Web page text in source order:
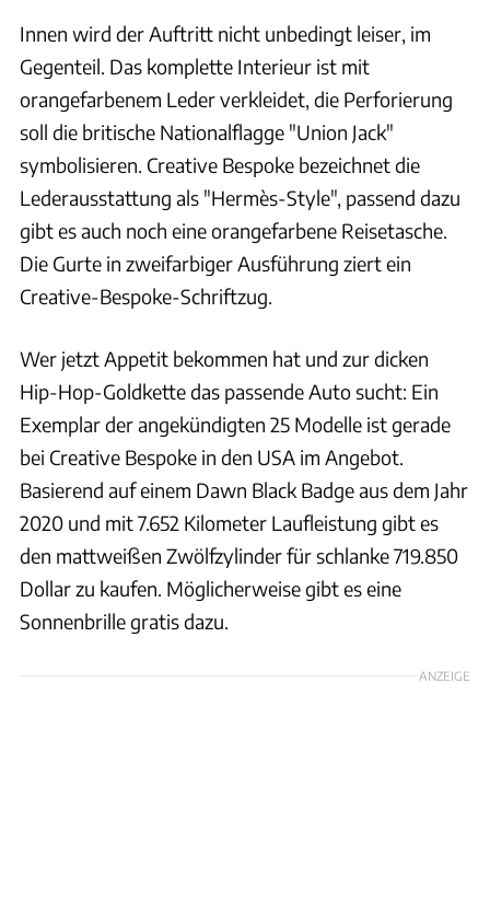
Innen wird der Auftritt nicht unbedingt leiser, im
Gegenteil. Das komplette Interieur ist mit
orangefarbenem Leder verkleidet, die Perforierung
soll die britische Nationalflagge "Union Jack"
symbolisieren. Creative Bespoke bezeichnet die
Lederausstattung als "Hermès-Style", passend dazu
gibt es auch noch eine orangefarbene Reisetasche.
Die Gurte in zweifarbiger Ausführung ziert ein
Creative-Bespoke-Schriftzug.
Wer jetzt Appetit bekommen hat und zur dicken
Hip-Hop-Goldkette das passende Auto sucht: Ein
Exemplar der angekündigten 25 Modelle ist gerade
bei Creative Bespoke in den USA im Angebot.
Basierend auf einem Dawn Black Badge aus dem Jahr
2020 und mit 7.652 Kilometer Laufleistung gibt es
den mattweißen Zwölfzylinder für schlanke 719.850
Dollar zu kaufen. Möglicherweise gibt es eine
Sonnenbrille gratis dazu.
ANZEIGE